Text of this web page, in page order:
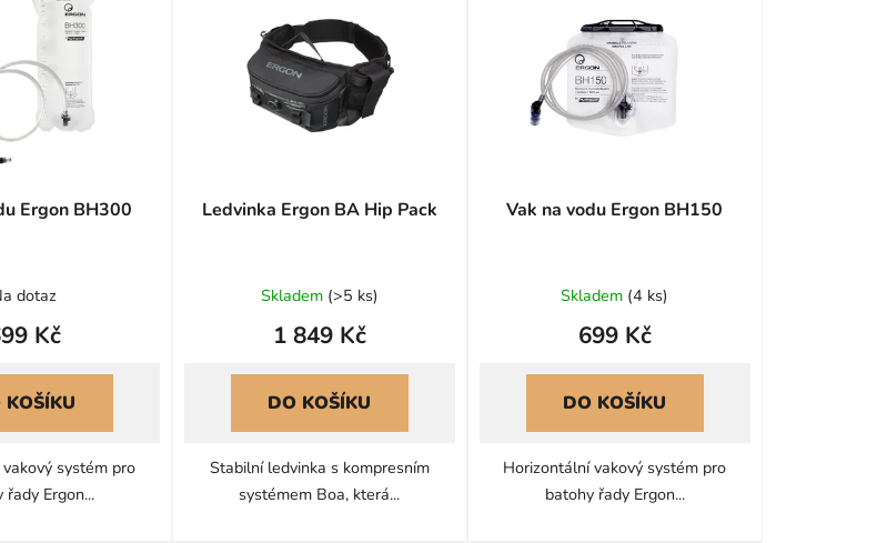
Ergon BH300
dotaz
Kč
KOŠÍKU
systém pro
řady Ergon...
Ledvinka Ergon BA Hip Pack
hodnocení
produktu
0,0
z
hvězdiček.
Skladem (>5 ks)
1 849 Kč
DO KOŠÍKU
Stabilní ledvinka s kompresním
systémem Boa, která...
Vak na vodu Ergon BH150
Skladem (4 ks)
699 Kč
DO KOŠÍKU
Horizontální vakový systém pro
batohy řady Ergon...